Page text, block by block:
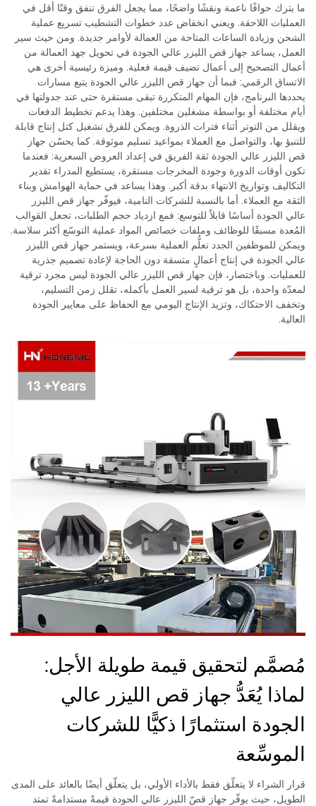
ما يترك حوافًا ناعمة ونقشًا واضحًا، مما يجعل الفرق تنفق وقتًا أقل في
العمليات اللاحقة. ويعني انخفاض عدد خطوات التشطيب تسريع عملية
الشحن وزيادة الساعات المتاحة من العمالة لأوامر جديدة. ومن حيث سير
العمل، يساعد جهاز قص الليزر عالي الجودة في تحويل جهد العمالة من
أعمال التصحيح إلى أعمال تضيف قيمة فعلية. وميزة رئيسية أخرى هي
الاتساق الرقمي: فبما أن جهاز قص الليزر عالي الجودة يتبع مسارات
يحددها البرنامج، فإن المهام المتكررة تبقى مستقرة حتى عند جدولتها في
أيام مختلفة أو بواسطة مشغلين مختلفين. وهذا يدعم تخطيط الدفعات
ويقلل من التوتر أثناء فترات الذروة. ويمكن للفرق تشغيل كتل إنتاج قابلة
للتنبؤ بها، والتواصل مع العملاء بمواعيد تسليم موثوقة. كما يحسّن جهاز
قص الليزر عالي الجودة ثقة الفريق في إعداد العروض السعرية: فعندما
تكون أوقات الدورة وجودة المخرجات مستقرة، يستطيع المدراء تقدير
التكاليف وتواريخ الانتهاء بدقة أكبر. وهذا يساعد في حماية الهوامش وبناء
الثقة مع العملاء. أما بالنسبة للشركات النامية، فيوفّر جهاز قص الليزر
عالي الجودة أساسًا قابلاً للتوسع: فمع ازدياد حجم الطلبات، تجعل القوالب
المُعدة مسبقًا للوظائف وملفات خصائص المواد عملية التوسّع أكثر سلاسة.
ويمكن للموظفين الجدد تعلُّم العملية بسرعة، ويستمر جهاز قص الليزر
عالي الجودة في إنتاج أعمالٍ متسقة دون الحاجة لإعادة تصميم جذرية
للعمليات. وباختصار، فإن جهاز قص الليزر عالي الجودة ليس مجرد ترقية
لمعدّة واحدة، بل هو ترقية لسير العمل بأكمله، تقلل زمن التسليم،
وتخفف الاحتكاك، وتزيد الإنتاج اليومي مع الحفاظ على معايير الجودة
العالية.
مُصمَّم لتحقيق قيمة طويلة الأجل:
لماذا يُعَدُّ جهاز قص الليزر عالي
الجودة استثمارًا ذكيًّا للشركات
الموسِّعة
قرار الشراء لا يتعلّق فقط بالأداء الأولي، بل يتعلّق أيضًا بالعائد على المدى
الطويل، حيث يوفّر جهاز قصّ الليزر عالي الجودة قيمةً مستدامةً تمتد